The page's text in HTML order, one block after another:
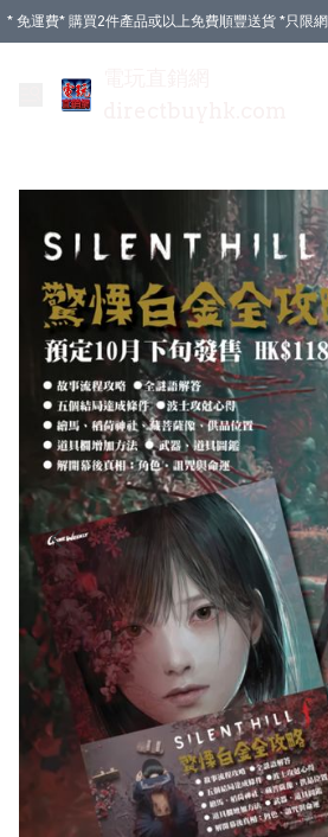
* 免運費* 購買2件產品或以上免費順豐送貨 *只限